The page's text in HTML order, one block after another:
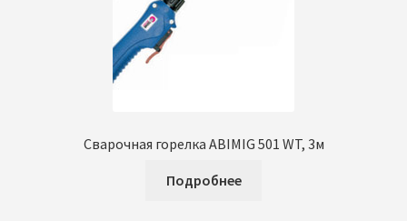
Сварочная горелка ABIMIG 501 WT, 3м
Подробнее